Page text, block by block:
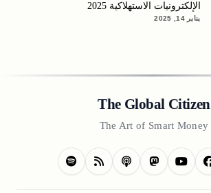
الإلكترونيات الاستهلاكية 2025
يناير 14, 2025
The Global Citizen
The Art of Smart Money